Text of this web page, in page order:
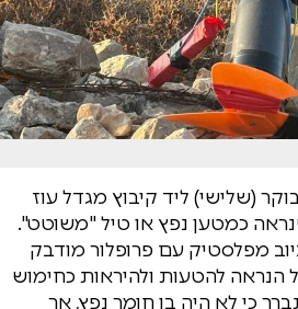
(שלישי) ליד קיבוץ מגדל עוז
כמטען נפץ או טיל "משוטט".
מפלסטיק עם פרופלור מודבק
הנראה להטעות ולהיראות כחימוש
כי לא היה בו חומר נפץ, אך